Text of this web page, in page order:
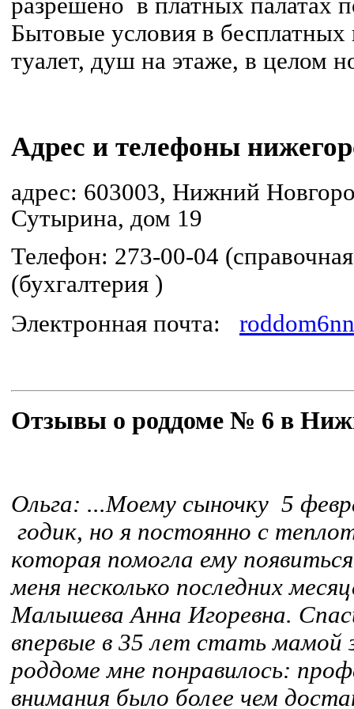
разрешено в платных палатах
Бытовые условия в бесплатных
туалет, душ на этаже, в целом
Адрес и телефоны
адрес: 603003, Нижний
Сутырина, дом 19
Телефон: 273-00-04
(бухгалтерия )
Электронная почта:
Отзывы о роддоме № 6 в
Ольга: ...Моему сыночку 5
годик, но я постоянно с
которая помогла ему
меня несколько последних
Малышева Анна Игоревна.
впервые в 35 лет стать мамой
роддоме мне понравилось:
внимания было более чем